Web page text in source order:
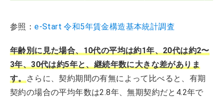
参照：e-Start 令和5年賃金構造基本統計調査
年齢別に見た場合、10代の平均は約1年、20代は約2〜
3年、30代は約5年と、継続年数に大きな差がありま
す。さらに、契約期間の有無によって比べると、有期
契約の場合の平均年数は2.8年、無期契約だと4.2年で